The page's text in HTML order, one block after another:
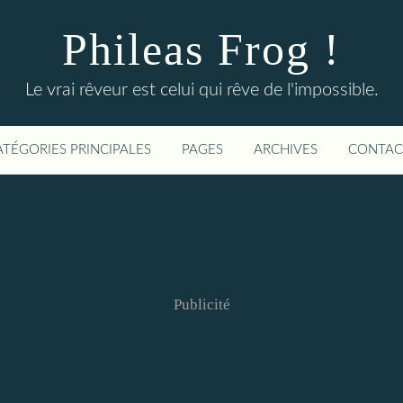
Phileas Frog !
Le vrai rêveur est celui qui rêve de l'impossible.
PRINCIPALES PAGES ARCHIVES
Publicité